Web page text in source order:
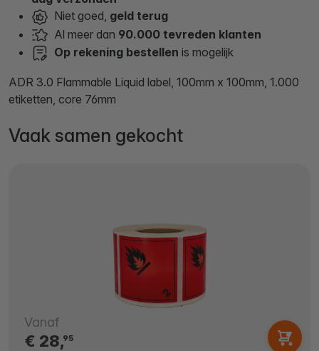
Niet goed, geld terug
Al meer dan 90.000 tevreden klanten
Op rekening bestellen is mogelijk
ADR 3.0 Flammable Liquid label, 100mm x 100mm, 1.000
etiketten, core 76mm
Vaak samen gekocht
Vanaf
€ 28,95